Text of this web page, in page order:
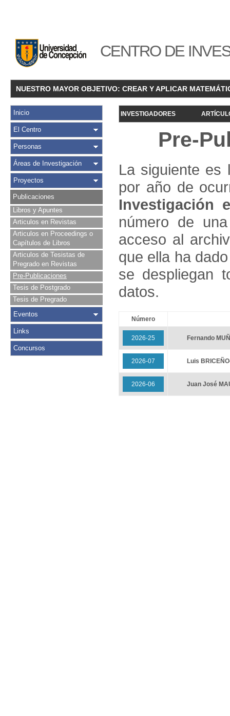
CENTRO DE
NUESTRO MAYOR OBJETIVO: CREAR Y APLICAR
Inicio
El Centro
Personas
Áreas de Investigación
Proyectos
Publicaciones
Libros y Apuntes
Articulos en Revistas
Articulos en Proceedings o
Capítulos de Libros
Articulos de Tesistas de
Pregrado en Revistas
Pre-Publicaciones
Tesis de Postgrado
Tesis de Pregrado
Eventos
Links
Concursos
INVESTIGADORES
Pre-
La siguiente es
por año de
Investigación
número de
acceso al
que ella ha
se despliegan
datos.
Número
2026-25 Fernando
2026-07 Luis
2026-06 Juan José